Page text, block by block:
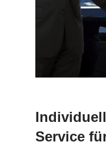
Service